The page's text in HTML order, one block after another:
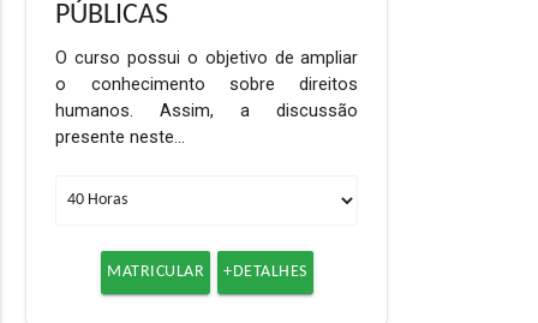
PÚBLICAS
O curso possui o objetivo de ampliar
o conhecimento sobre direitos
humanos. Assim, a discussão
presente neste…
MATRICULAR +DETALHES